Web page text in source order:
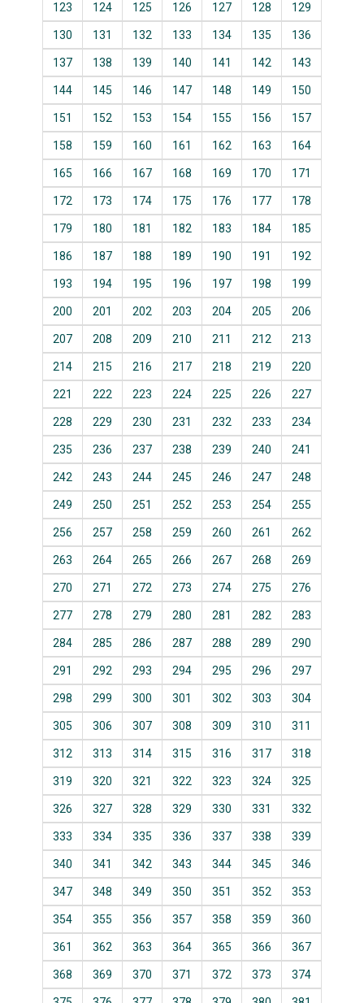
123 124 125 126 127 128 129
130 131 132 133 134 135 136
137 138 139 140 141 142 143
144 145 146 147 148 149 150
151 152 153 154 155 156 157
158 159 160 161 162 163 164
165 166 167 168 169 170 171
172 173 174 175 176 177 178
179 180 181 182 183 184 185
186 187 188 189 190 191 192
193 194 195 196 197 198 199
200 201 202 203 204 205 206
207 208 209 210 211 212 213
214 215 216 217 218 219 220
221 222 223 224 225 226 227
228 229 230 231 232 233 234
235 236 237 238 239 240 241
242 243 244 245 246 247 248
249 250 251 252 253 254 255
256 257 258 259 260 261 262
263 264 265 266 267 268 269
270 271 272 273 274 275 276
277 278 279 280 281 282 283
284 285 286 287 288 289 290
291 292 293 294 295 296 297
298 299 300 301 302 303 304
305 306 307 308 309 310 311
312 313 314 315 316 317 318
319 320 321 322 323 324 325
326 327 328 329 330 331 332
333 334 335 336 337 338 339
340 341 342 343 344 345 346
347 348 349 350 351 352 353
354 355 356 357 358 359 360
361 362 363 364 365 366 367
368 369 370 371 372 373 374